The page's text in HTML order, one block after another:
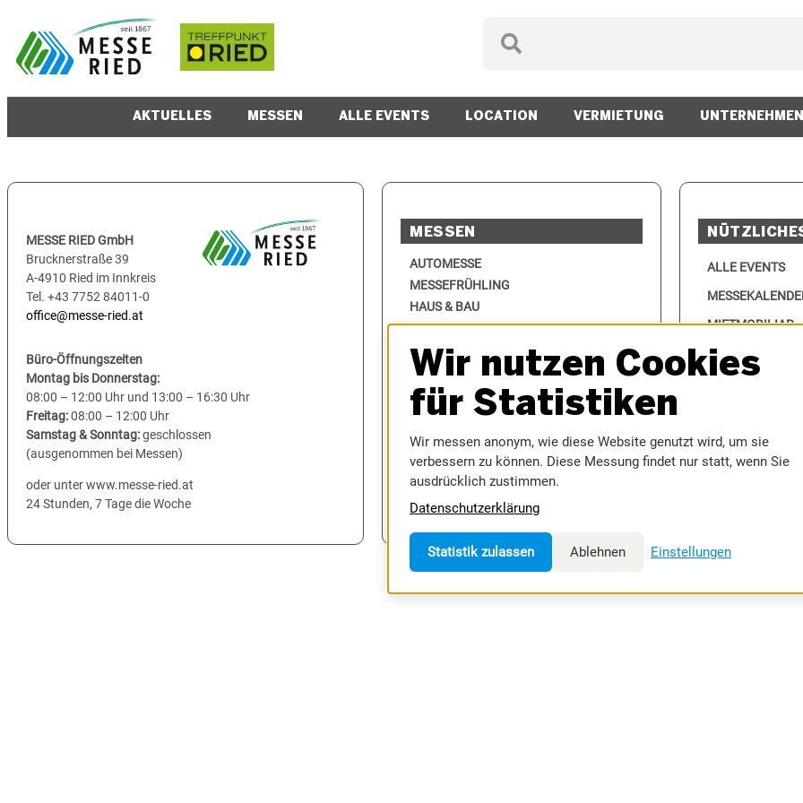
AKTUELLES MESSEN ALLE EVENTS LOCATION VERMIETUNG UNTERNEHMEN
MESSE RIED GmbH
Brucknerstraße 39
A-4910 Ried im Innkreis
Tel. +43 7752 84011-0
office@messe-ried.at
Büro-Öffnungszeiten
Montag bis Donnerstag:
08:00 – 12:00 Uhr und 13:00 – 16:30 Uhr
Freitag:08:00 – 12:00 Uhr
Samstag & Sonntag:geschlossen
(ausgenommen bei Messen)
oder unter www.messe-ried.at
24 Stunden, 7 Tage die Woche
MESSEN
AUTOMESSE
MESSEFRÜHLING
HAUS & BAU
INNVIERTLER OKTOBERFEST
MODELLBAUMESSE
MUSIC AUSTRIA
SPORTMESSE
RIEDER MESSE
RIEDER VOLKSFEST
ALLE EVENTS
MIETMOBILIAR
KONTAKT
MESSEORDNUNG
UNTERKUNFT &
COOKIE-
Wir nutzen Cookies
für Statistiken
Wir messen anonym, wie diese Website genutzt wird, um sie
verbessern zu können. Diese Messung findet nur statt, wenn Sie
ausdrücklich zustimmen.
Datenschutzerklärung
Statistik zulassen Ablehnen Einstellungen